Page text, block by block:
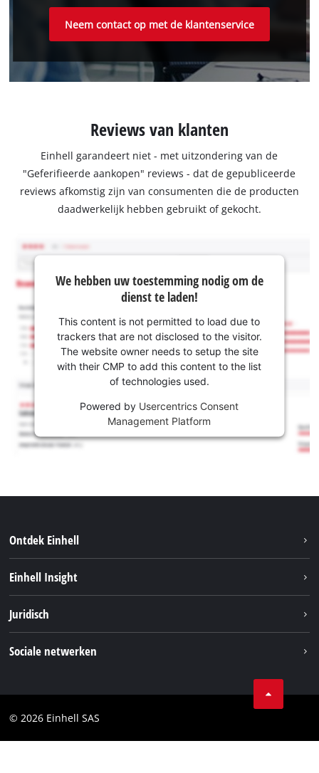
Neem contact op met de klantenservice
Reviews van klanten
Einhell garandeert niet - met uitzondering van de
"Geferifieerde aankopen" reviews - dat de gepubliceerde
reviews afkomstig zijn van consumenten die de producten
daadwerkelijk hebben gebruikt of gekocht.
We hebben uw toestemming nodig om de
dienst te laden!
This content is not permitted to load due to
trackers that are not disclosed to the visitor.
The website owner needs to setup the site
with their CMP to add this content to the list
of technologies used.
Powered by Usercentrics Consent
Management Platform
Ontdek Einhell
Service
Accusysteem
Einhell Insight
Carrière
Juridisch
Compliance
Sociale netwerken
Youtube
© 2026 Einhell SAS